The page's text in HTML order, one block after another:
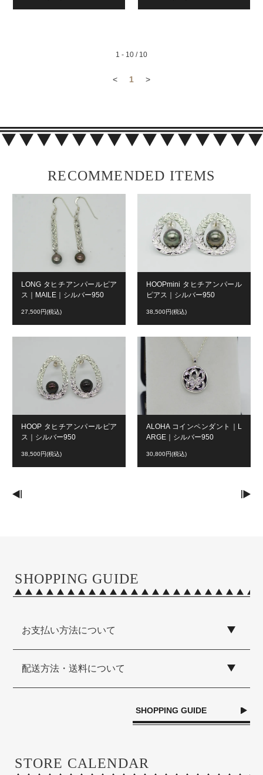
1 - 10 / 10
< 1 >
RECOMMENDED ITEMS
LONG タヒチアンパールピア
ス｜MAILE｜シルバー950
27,500円(税込)
HOOP タヒチアンパールピア
ス｜シルバー950
38,500円(税込)
HOOPmini タヒチアンパール
ピアス｜シルバー950
38,500円(税込)
ALOHA コインペンダント｜L
ARGE｜シルバー950
30,800円(税込)
SHOPPING GUIDE
お支払い方法について
配送方法・送料について
SHOPPING GUIDE
STORE CALENDAR